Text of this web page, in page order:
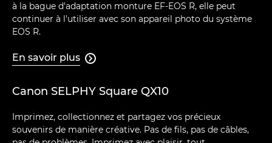
à la bague d'adaptation monture EF-EOS R, elle peut
continuer à l'utiliser avec son appareil photo du système
EOS R.
En savoir plus 
Canon SELPHY Square QX10
Imprimez, collectionnez et partagez vos précieux
souvenirs de manière créative. Pas de fils, pas de câbles,